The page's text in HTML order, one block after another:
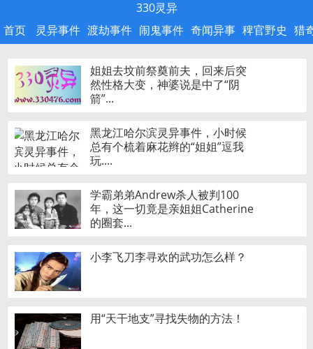
330灵异
首页
灵异事件 渡劫事件 闹鬼事件 奇闻异事 稗官野史 猎
姐姐去坟前祭奠前夫，回来后突
然性格大变，神婆说是中了“阴
箭”...
黑龙江哈尔滨灵异事件，小时候
总有个梳着麻花辫的“姐姐”逗我
玩....
学霸弟弟Andrew杀人被判100
年，这一切竟是亲姐姐Catherine
的圈套...
小李飞刀李寻欢的武功怎么样？
用“天干地支”寻找失物的方法！